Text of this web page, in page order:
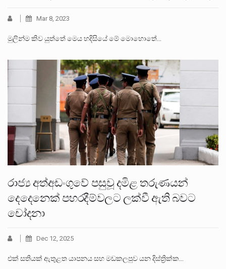
Mar 8, 2023
මුලින්ම කිව යුත්තේ මෙය හදිසියේ මේ මොහොතේ…
රාජ්‍ය අත්අඩංගුවේ පසුවූ දමිළ තරුණයන්
දෙදෙනෙක් පහරදීම්වලට ලක්වී ඇති බවට
චෝදනා
Dec 12, 2025
එක් සතියක් ඇතුළත යාපනය සහ මඩකලපුව යන දිස්ත්‍රික්ක…